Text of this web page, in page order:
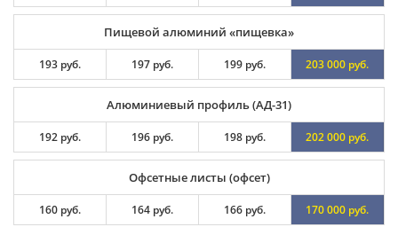
Пищевой алюминий «пищевка»
193 руб. 197 руб. 199 руб. 203 000 руб.
Алюминиевый профиль (АД-31)
192 руб. 196 руб. 198 руб. 202 000 руб.
Офсетные листы (офсет)
160 руб. 164 руб. 166 руб. 170 000 руб.